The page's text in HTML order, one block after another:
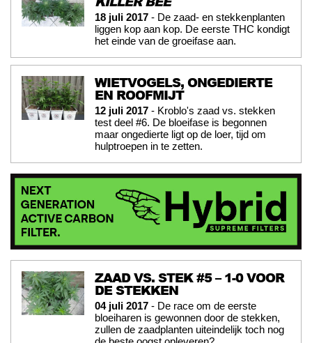
18 juli 2017 - De zaad- en stekkenplanten
liggen kop aan kop. De eerste THC kondigt
het einde van de groeifase aan.
WIETVOGELS, ONGEDIERTE
EN ROOFMIJT
12 juli 2017 - Kroblo's zaad vs. stekken
test deel #6. De bloeifase is begonnen
maar ongedierte ligt op de loer, tijd om
hulptroepen in te zetten.
ZAAD VS. STEK #5 – 1-0 VOOR
DE STEKKEN
04 juli 2017 - De race om de eerste
bloeiharen is gewonnen door de stekken,
zullen de zaadplanten uiteindelijk toch nog